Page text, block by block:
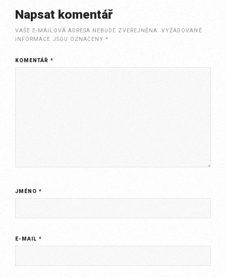
Napsat komentář
VAŠE E-MAILOVÁ ADRESA NEBUDE ZVEŘEJNĚNA. VYŽADOVANÉ
INFORMACE JSOU OZNAČENY*
KOMENTÁŘ*
JMÉNO*
E-MAIL*